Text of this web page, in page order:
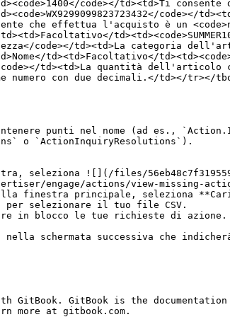
code></td><td>Ti
che effettua l'acquisto è un
code></td><td>La categoria
td><td>Facoltativo</
td><td>La quantità dell'articolo
con due decimali.</td></tr></
punti nel nome (ad es.,
o `ActionInquiryResolutions`).
seleziona ![](/files/
engage/actions/view-missing-
finestra principale, seleziona
selezionare il tuo file CSV.
in blocco le tue richieste di azione.
nella schermata successiva che
GitBook. GitBook is the
more at gitbook.com.